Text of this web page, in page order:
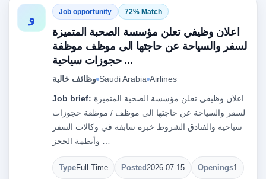
و Job opportunity 72% Match
اعلان وظيفي تعلن مؤسسة الصحبة المتميزة
لسفر والسياحة عن حاجتها الى موظف موظفة
حجوزات سياحية ...
وظائف خالية Saudi Arabia Airlines
Job brief:
لسفر والسياحة عن حاجتها الى موظف / موظفة حجوزات
سياحية والفنادق الشروط خبرة سابقة في وكالات السفر
TypeFull-Time Posted2026-07-15 Openings1